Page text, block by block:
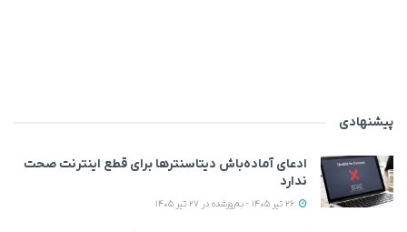
پیشنهادی
ادعای آماده‌باش دیتاسنترها برای قطع اینترنت صحت
ندارد